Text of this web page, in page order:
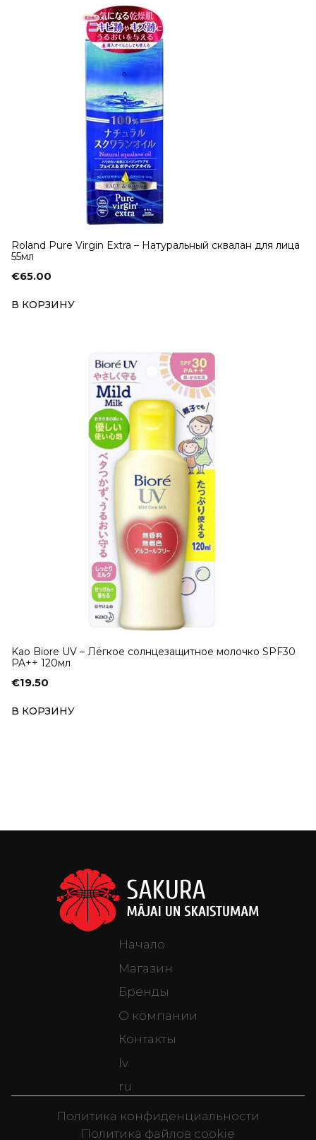
Roland Pure Virgin Extra – Натуральный сквалан для лица
55мл
€65.00
В КОРЗИНУ
Kao Biore UV – Лёгкое солнцезащитное молочко SPF30
PA++ 120мл
€19.50
В КОРЗИНУ
Начало
Магазин
Бренды
О компании
Контакты
lv
ru
Политика конфиденциальности
Политика файлов cookie